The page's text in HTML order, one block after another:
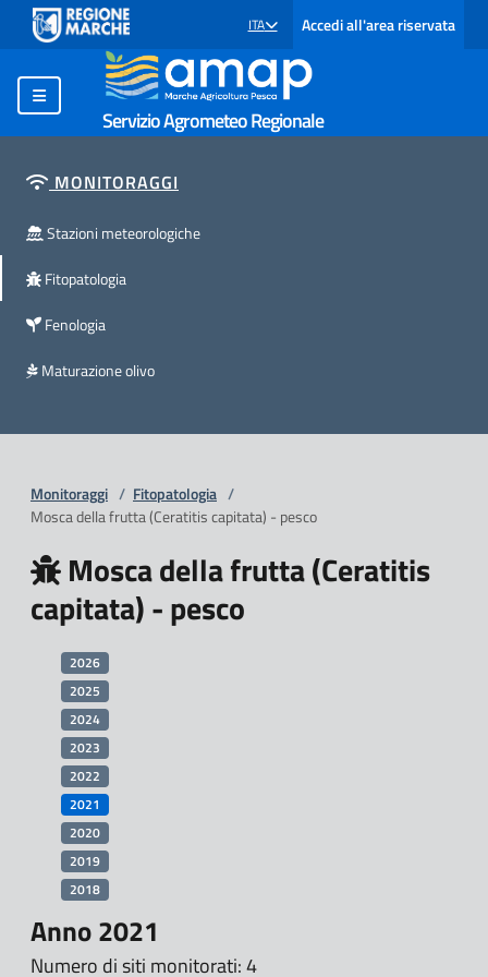
SELEZIONE LINGUA: LINGUA SELEZIONATA
ITA Accedi all'area riservata
Servizio Agrometeo Regionale
MONITORAGGI
Stazioni meteorologiche
Fitopatologia
Fenologia
Maturazione olivo
Monitoraggi / Fitopatologia /
Mosca della frutta (Ceratitis capitata) - pesco
Mosca della frutta (Ceratitis
capitata) - pesco
2026
2025
2024
2023
2022
2021
2020
2019
2018
Anno 2021
Numero di siti monitorati: 4